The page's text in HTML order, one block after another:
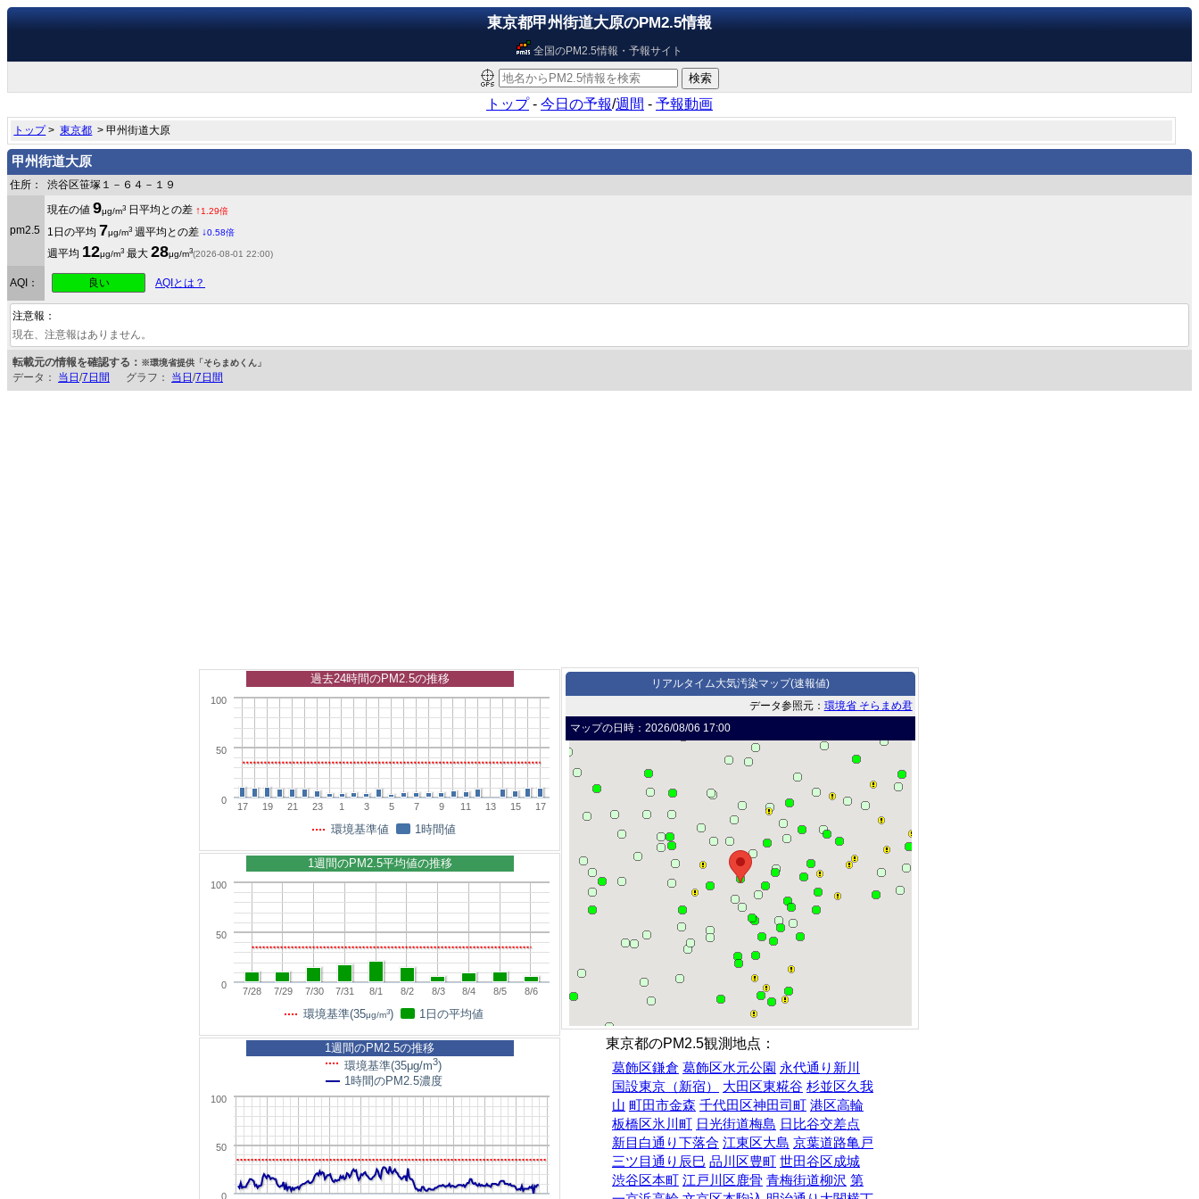
東京都甲州街道大原のPM2.5情報
全国のPM2.5情報・予報サイト
トップ- 今日の予報/週間 - 予報動画
トップ>東京都 > 甲州街道大原
甲州街道大原
住所： 渋谷区笹塚１－６４－１９
pm2.5
現在の値 9μg/m3 日平均との差 ↑1.29倍
1日の平均 7μg/m3 週平均との差 ↓0.58倍
週平均 12μg/m3 最大 28μg/m3(2026-08-01 22:00)
AQI： 良い AQIとは？
注意報：
現在、注意報はありません。
転載元の情報を確認する： ※環境省提供「そらまめくん」
データ： 当日 /7日間 グラフ： 当日 /7日間
17 19 21 23 1 3 5 7 9 11 13 15 17
0
50
100
過去24時間のPM2.5の推移
環境基準値 1時間値
7/28 7/29 7/30 7/31 8/1 8/2 8/3 8/4 8/5 8/6
0
50
100
1週間のPM2.5平均値の推移
環境基準(35μg/m3) 1日の平均値
0
50
100
1週間のPM2.5の推移
環境基準(35μg/m3)
1時間のPM2.5濃度
リアルタイム大気汚染マップ(速報値)
データ参照元： 環境省 そらまめ君
マップの日時： 2026/08/06 17:00
東京都のPM2.5観測地点：
葛飾区鎌倉 葛飾区水元公園 永代通り新川
国設東京（新宿）
大田区東糀谷 杉並区久我
山 町田市金森 千代田区神田司町 港区高輪
板橋区氷川町 日光街道梅島 日比谷交差点
新目白通り下落合 江東区大島 京葉道路亀戸
三ツ目通り辰巳 品川区豊町 世田谷区成城
渋谷区本町 江戸川区鹿骨 青梅街道柳沢 第